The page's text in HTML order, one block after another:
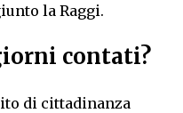
la Raggi.
contati?
di cittadinanza